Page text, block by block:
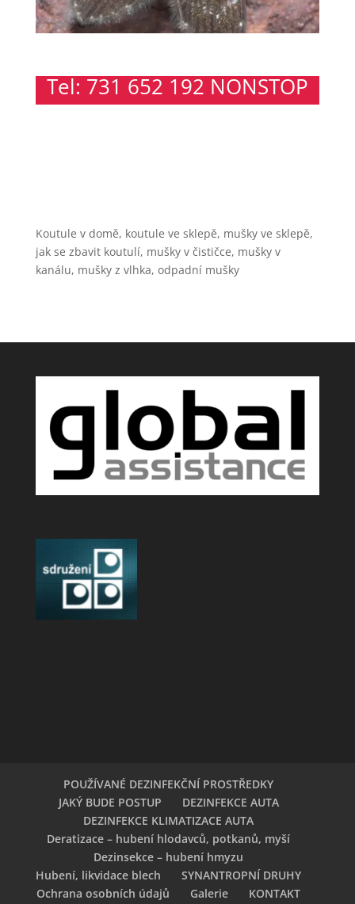
Tel: 731 652 192 NONSTOP
Koutule v domě, koutule ve sklepě, mušky ve sklepě,
jak se zbavit koutulí, mušky v čističce, mušky v
kanálu, mušky z vlhka, odpadní mušky
POUŽÍVANÉ DEZINFEKČNÍ PROSTŘEDKY
JAKÝ BUDE POSTUP
DEZINFEKCE AUTA
DEZINFEKCE KLIMATIZACE AUTA
Deratizace – hubení hlodavců, potkanů, myší
Dezinsekce – hubení hmyzu
Hubení, likvidace blech
SYNANTROPNÍ DRUHY
Ochrana osobních údajů
Galerie
KONTAKT